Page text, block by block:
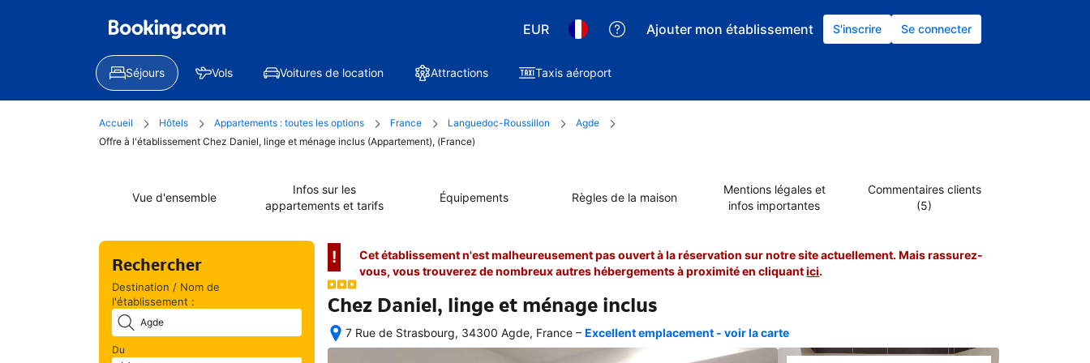
EUR Ajouter mon établissement S'inscrire Se connecter
Séjours Vols Voitures de location Attractions Taxis aéroport
Accueil Hôtels Appartements : toutes les options France Languedoc-Roussillon
Agde
Offre à l'établissement Chez Daniel, linge et ménage inclus (Appartement), (France)
Vue d'ensemble
Infos sur les
appartements et tarifs
Équipements Règles de la maison
Mentions légales et
infos importantes
Commentaires clients
(5)
Rechercher
Destination / Nom de
l'établissement :
Du
!
Cet établissement n'est malheureusement pas ouvert à la réservation sur notre site actuellement. Mais rassurez-
vous, vous trouverez de nombreux autres hébergements à proximité en cliquantici.
Chez Daniel, linge et ménage inclus
7 Rue de Strasbourg, 34300 Agde, France
Excellente
– Excellent emplacement - voir la carte